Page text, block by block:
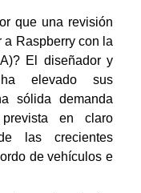
que una revisión
Raspberry con la
El diseñador y
elevado sus
sólida demanda
en claro
las crecientes
de vehículos e